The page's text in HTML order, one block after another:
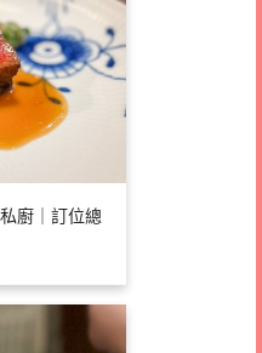
廚｜訂位總